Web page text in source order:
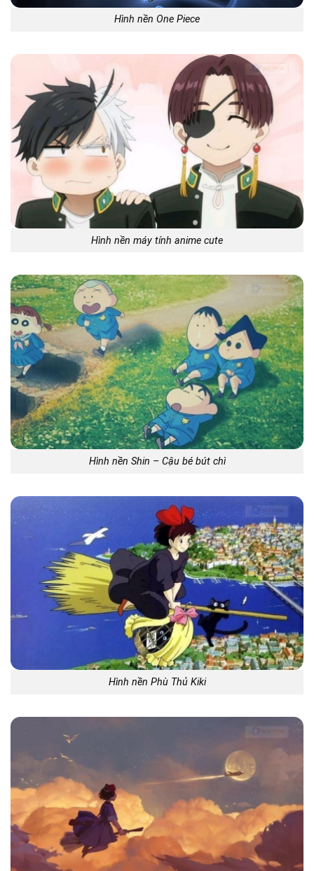
Hình nền One Piece
Hình nền máy tính anime cute
Hình nền Shin – Cậu bé bút chì
Hình nền Phù Thủ Kiki